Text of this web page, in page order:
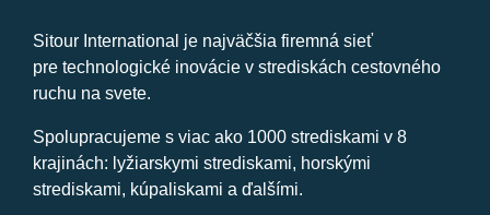
Sitour International je najväčšia firemná sieť
pre technologické inovácie v strediskách cestovného
ruchu na svete.
Spolupracujeme s viac ako 1000 strediskami v 8
krajinách: lyžiarskymi strediskami, horskými
strediskami, kúpaliskami a ďalšími.